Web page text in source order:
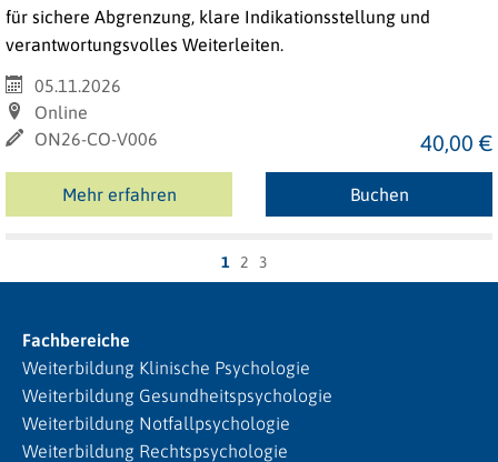
für sichere Abgrenzung, klare Indikationsstellung und
verantwortungsvolles Weiterleiten.
05.11.2026
Online
ON26-CO-V006
40,00 €
Mehr erfahren Buchen
1 2 3
Fachbereiche
Weiterbildung Klinische Psychologie
Weiterbildung Gesundheitspsychologie
Weiterbildung Notfallpsychologie
Weiterbildung Rechtspsychologie